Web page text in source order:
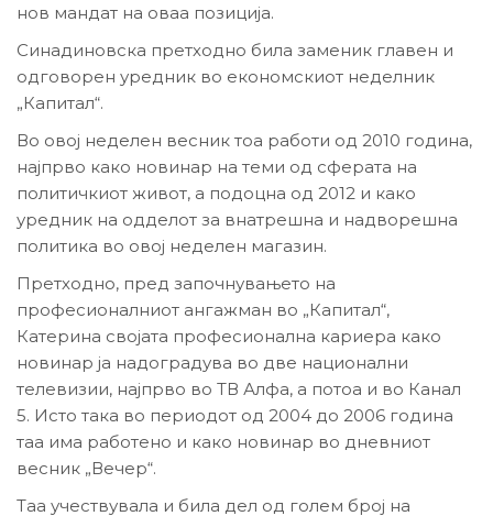
нов мандат на оваа позиција.
Синадиновска претходно била заменик главен и
одговорен уредник во економскиот неделник
„Капитал“.
Во овој неделен весник тоа работи од 2010 година,
најпрво како новинар на теми од сферата на
политичкиот живот, а подоцна од 2012 и како
уредник на одделот за внатрешна и надворешна
политика во овој неделен магазин.
Претходно, пред започнувањето на
професионалниот ангажман во „Капитал“,
Катерина својата професионална кариера како
новинар ја надоградува во две национални
телевизии, најпрво во ТВ Алфа, а потоа и во Канал
5. Исто така во периодот од 2004 до 2006 година
таа има работено и како новинар во дневниот
весник „Вечер“.
Таа учествувала и била дел од голем број на